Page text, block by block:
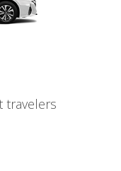
travelers